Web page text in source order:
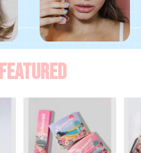
Featured